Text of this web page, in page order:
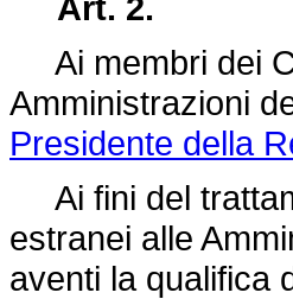
Ai membri dei
Amministrazioni
Presidente della
Ai fini del
estranei alle
aventi la qualifica